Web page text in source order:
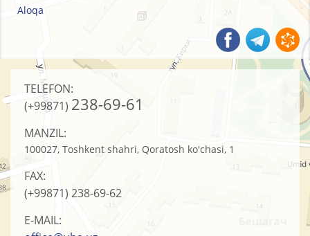
Aloqa
TELEFON:
(+99871) 238-69-61
MANZIL:
100027, Toshkent shahri, Qoratosh ko'chasi, 1
FAX:
(+99871) 238-69-62
E-MAIL: